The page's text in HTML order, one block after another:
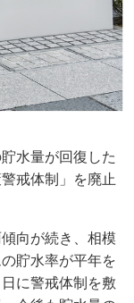
水量が回復した
戒体制」を廃止
向が続き、相模
貯水率が平年を
に警戒体制を敷